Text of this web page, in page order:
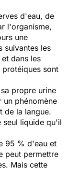
d'eau, de
l'organisme,
une
suivantes les
dans les
protéiques sont
propre urine
un phénomène
de la langue.
seul liquide qu'il
95 % d'eau et
peut permettre
Mais cette